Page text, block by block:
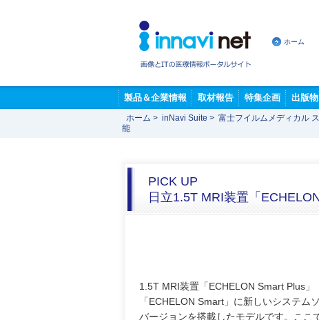
ホーム
製品＆企業情報 取材報告 特集企画 出版物
ホーム > inNavi Suite > 富士フイルムメディカル
能
PICK UP
日立1.5T MRI装置「
1.5T MRI装置「ECHELON Smart Plus」
「ECHELON Smart」に新しいシステム
バージョンを搭載したモデルです。ここ